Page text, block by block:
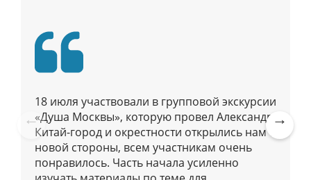
кPre
vio
us
18 июля участвовали в групповой экскурсии
«Душа Москвы», которую провел Александр.
Китай-город и окрестности открылись нам с
новой стороны, всем участникам очень
понравилось. Часть начала усиленно
Ne